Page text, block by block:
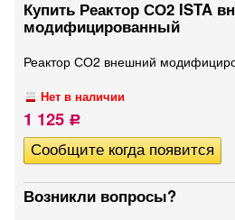
Купить Реактор СО2 ISTA
модифицированный
Реактор СО2 внешний
Нет в наличии
1 125 Р
Возникли вопросы?